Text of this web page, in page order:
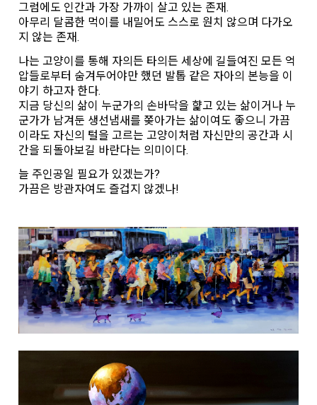
그럼에도 인간과 가장 가까이 살고 있는 존재.
아무리 달콤한 먹이를 내밀어도 스스로 원치 않으며 다가오
지 않는 존재.
나는 고양이를 통해 자의든 타의든 세상에 길들여진 모든 억
압들로부터 숨겨두어야만 했던 발톱 같은 자아의 본능을 이
야기 하고자 한다.
지금 당신의 삶이 누군가의 손바닥을 햝고 있는 삶이거나 누
군가가 남겨둔 생선냄새를 쫒아가는 삶이여도 좋으니 가끔
이라도 자신의 털을 고르는 고양이처럼 자신만의 공간과 시
간을 되돌아보길 바란다는 의미이다.
늘 주인공일 필요가 있겠는가?
가끔은 방관자여도 즐겁지 않겠나!